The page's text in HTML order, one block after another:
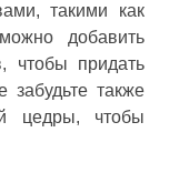
такими как
добавить
чтобы придать
забудьте также
цедры, чтобы